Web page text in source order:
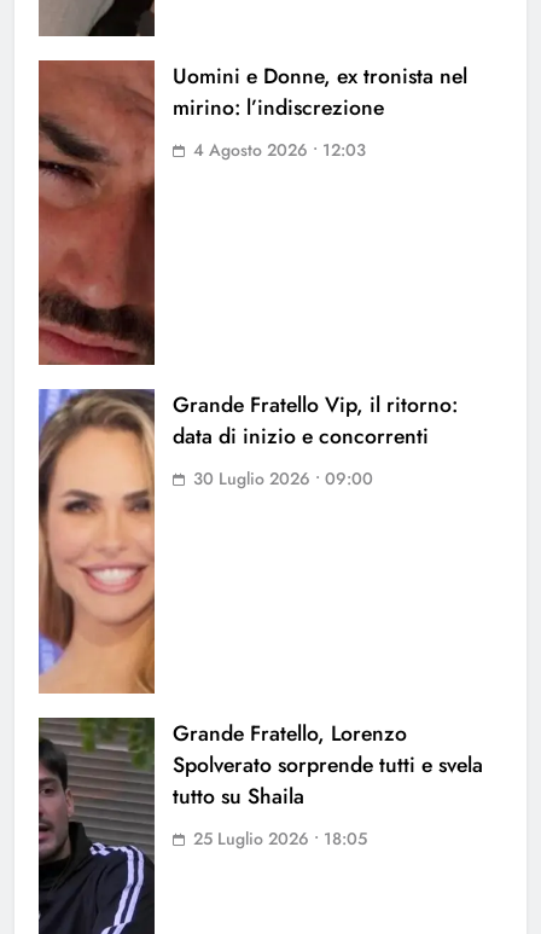
Uomini e Donne, ex tronista nel
mirino: l’indiscrezione
4 Agosto 2026 • 12:03
Grande Fratello Vip, il ritorno:
data di inizio e concorrenti
30 Luglio 2026 • 09:00
Grande Fratello, Lorenzo
Spolverato sorprende tutti e svela
tutto su Shaila
25 Luglio 2026 • 18:05